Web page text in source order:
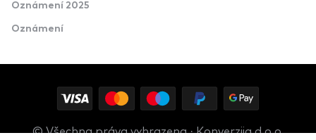
Oznámení 2025
Oznámení
© Všechna práva vyhrazena · Konverzija d.o.o.